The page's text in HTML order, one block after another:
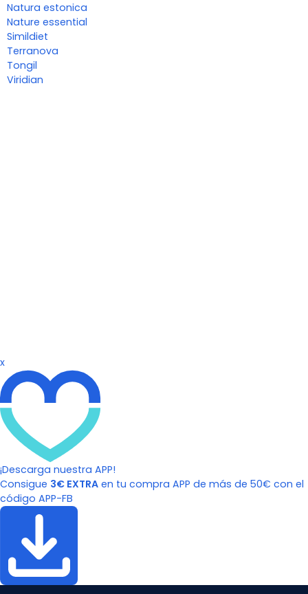
Natura estonica
Nature essential
Simildiet
Terranova
Tongil
Viridian
x
¡Descarga nuestra APP!
Consigue 3€ EXTRA en tu compra APP de más de 50€ con el
código APP-FB